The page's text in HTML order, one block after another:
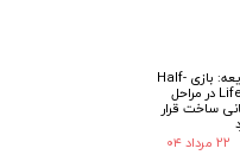
شایعه: بازی Half-
Life 3 در مراحل
ساخت قرار
۲۲ مرداد ۰۴